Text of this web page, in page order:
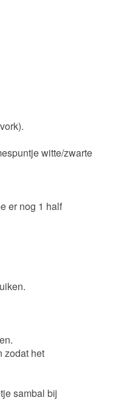
witte/zwarte
er nog 1 half
zodat het
sambal bij